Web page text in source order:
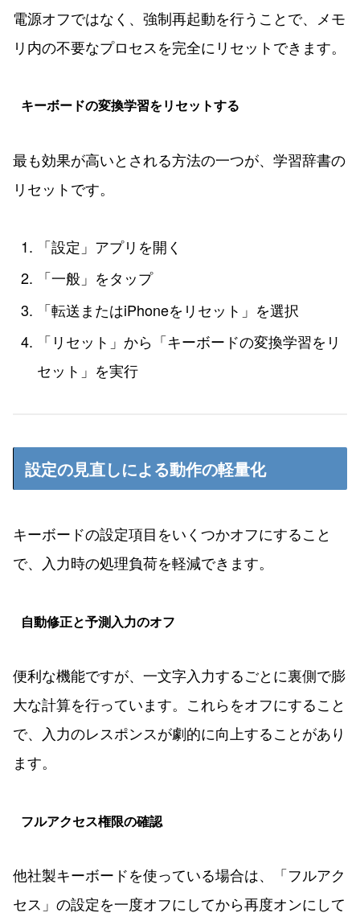
電源オフではなく、強制再起動を行うことで、メモ
リ内の不要なプロセスを完全にリセットできます。
キーボードの変換学習をリセットする
最も効果が高いとされる方法の一つが、学習辞書の
リセットです。
「設定」アプリを開く
「一般」をタップ
「転送またはiPhoneをリセット」を選択
「リセット」から「キーボードの変換学習をリ
セット」を実行
設定の見直しによる動作の軽量化
キーボードの設定項目をいくつかオフにすること
で、入力時の処理負荷を軽減できます。
自動修正と予測入力のオフ
便利な機能ですが、一文字入力するごとに裏側で膨
大な計算を行っています。これらをオフにすること
で、入力のレスポンスが劇的に向上することがあり
ます。
フルアクセス権限の確認
他社製キーボードを使っている場合は、「フルアク
セス」の設定を一度オフにしてから再度オンにして